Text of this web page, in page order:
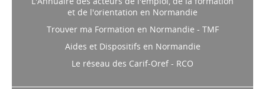
et de l'orientation en Normandie
Trouver ma Formation en Normandie - TMF
Aides et Dispositifs en Normandie
Le réseau des Carif-Oref - RCO